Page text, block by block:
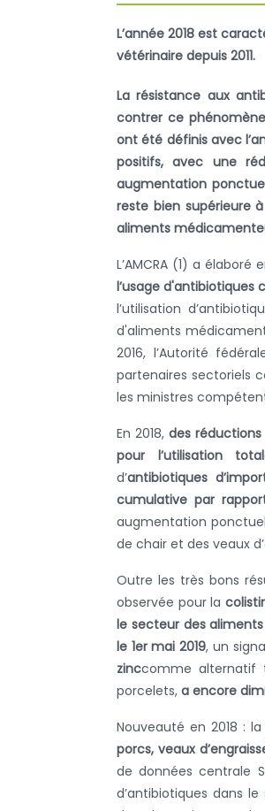
L’année 2018 est
vétérinaire depuis 2011.
La résistance aux
contrer ce
ont été définis avec
positifs, avec une
augmentation
reste bien supérieure
aliments
L’AMCRA (1) a élaboré
l’usage d'antibiotiques
l’utilisation
d'aliments
2016, l’Autorité
partenaires sectoriels
les ministres
En 2018,des
pour l’utilisation
d’antibiotiques
cumulative par
augmentation
de chair et des veaux
Outre les très bons
observée pour la
le secteur des
le 1er mai 2019, un
zinccomme alternatif
porcelets, a encore
Nouveauté en 2018 :
porcs, veaux
de données centrale
d’antibiotiques dans